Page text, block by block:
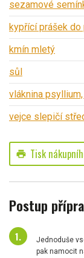
sezamové
kypřící prášek
kmín mletý
sůl
vláknina
vejce slepičí
print Tisk
Postup
Jednoduše
pak namocit